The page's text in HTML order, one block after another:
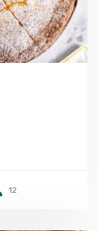
12